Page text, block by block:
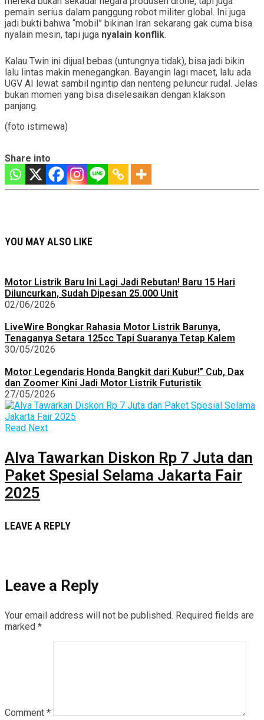
pemain serius dalam panggung robot militer global. Ini juga
jadi bukti bahwa “mobil” bikinan Iran sekarang gak cuma bisa
nyalain mesin, tapi juga nyalain konflik.
Kalau Twin ini dijual bebas (untungnya tidak), bisa jadi bikin
lalu lintas makin menegangkan. Bayangin lagi macet, lalu ada
UGV AI lewat sambil ngintip dan nenteng peluncur rudal. Jelas
bukan momen yang bisa diselesaikan dengan klakson
panjang.
(foto istimewa)
Share into
YOU MAY ALSO LIKE
Motor Listrik Baru Ini Lagi Jadi Rebutan! Baru 15 Hari
Diluncurkan, Sudah Dipesan 25.000 Unit
02/06/2026
LiveWire Bongkar Rahasia Motor Listrik Barunya,
Tenaganya Setara 125cc Tapi Suaranya Tetap Kalem
30/05/2026
Motor Legendaris Honda Bangkit dari Kubur!” Cub, Dax
dan Zoomer Kini Jadi Motor Listrik Futuristik
27/05/2026
Read Next
Alva Tawarkan Diskon Rp 7 Juta dan
Paket Spesial Selama Jakarta Fair
2025
LEAVE A REPLY
Leave a Reply
Your email address will not be published. Required fields are
marked *
Comment *